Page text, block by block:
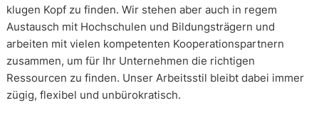
klugen Kopf zu finden. Wir stehen aber auch in regem
Austausch mit Hochschulen und Bildungsträgern und
arbeiten mit vielen kompetenten Kooperationspartnern
zusammen, um für Ihr Unternehmen die richtigen
Ressourcen zu finden. Unser Arbeitsstil bleibt dabei immer
zügig, flexibel und unbürokratisch.